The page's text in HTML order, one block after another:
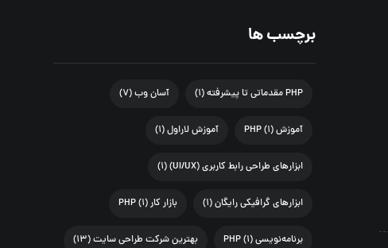
برچسب ها
PHP مقدماتی تا پیشرفته (۱) آسان وب(۷)
آموزش PHP(۱) آموزش لاراول(۱)
ابزارهای طراحی رابط کاربری (UI/UX) (۱)
ابزارهای گرافیکی رایگان(۱) بازار کار PHP(۱)
برنامه‌نویسی PHP(۱) بهترین شرکت طراحی سایت(۱۳)